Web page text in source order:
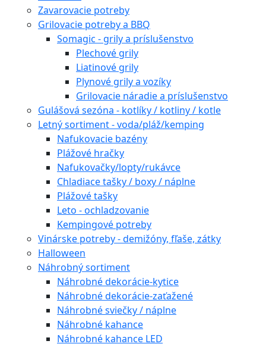
Zavarovacie potreby
Grilovacie potreby a BBQ
Somagic - grily a príslušenstvo
Plechové grily
Liatinové grily
Plynové grily a vozíky
Grilovacie náradie a príslušenstvo
Gulášová sezóna - kotlíky / kotliny / kotle
Letný sortiment - voda/pláž/kemping
Nafukovacie bazény
Plážové hračky
Nafukovačky/lopty/rukávce
Chladiace tašky / boxy / náplne
Plážové tašky
Leto - ochladzovanie
Kempingové potreby
Vinárske potreby - demižóny, fľaše, zátky
Halloween
Náhrobný sortiment
Náhrobné dekorácie-kytice
Náhrobné dekorácie-zaťažené
Náhrobné sviečky / náplne
Náhrobné kahance
Náhrobné kahance LED